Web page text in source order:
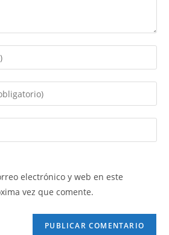
electrónico y web en este
vez que comente.